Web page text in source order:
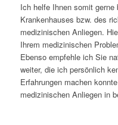
Ich helfe Ihnen somit
Krankenhauses bzw. des
medizinischen Anliegen.
Ihrem medizinischen
Ebenso empfehle ich Sie
weiter, die ich persönlich
Erfahrungen machen
medizinischen Anliegen in